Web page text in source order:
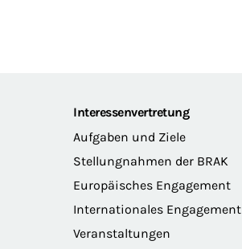
Interessenvertretung
Aufgaben und Ziele
Stellungnahmen der BRAK
Europäisches Engagement
Internationales Engagement
Veranstaltungen